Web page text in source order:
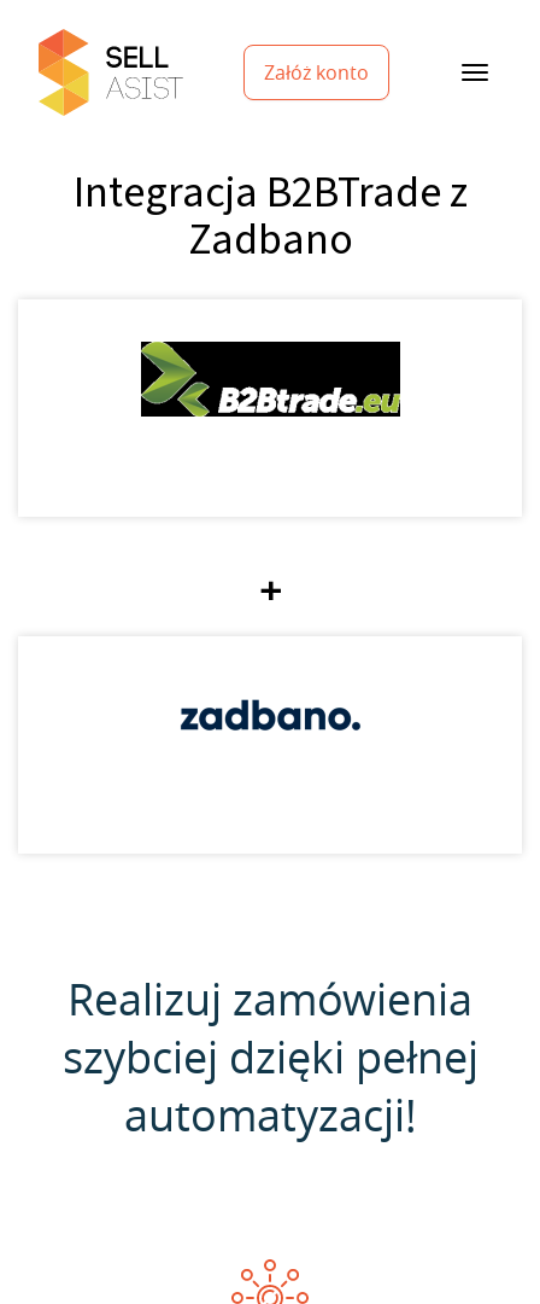
Załóż konto
Integracja B2BTrade z
Zadbano
+
Realizuj zamówienia
szybciej dzięki pełnej
automatyzacji!